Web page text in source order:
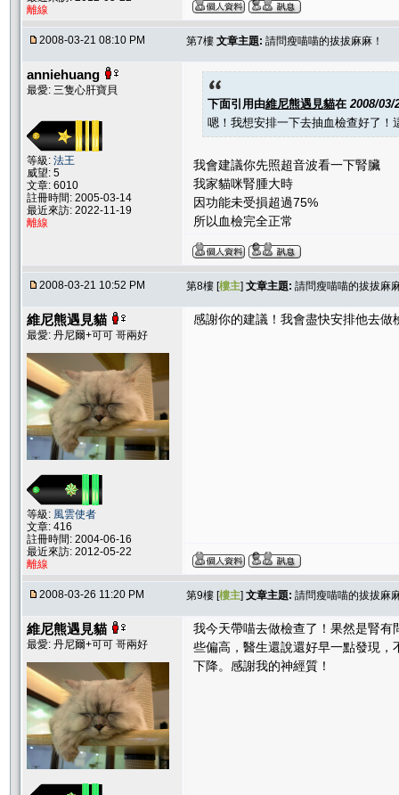
離線
2008-03-21 08:10 PM 第7樓 文章主題: 請問瘦喵喵的拔拔麻麻！
anniehuang
最愛: 三隻心肝寶貝
等級: 法王
威望: 5
文章: 6010
註冊時間: 2005-03-14
最近來訪: 2022-11-19
離線
下面引用由維尼熊遇見貓在 2008/03/
嗯！我想安排一下去抽血檢查好了！
我會建議你先照超音波看一下腎臟
我家貓咪腎腫大時
因功能未受損超過75%
所以血檢完全正常
2008-03-21 10:52 PM 第8樓 [樓主] 文章主題: 請問瘦喵喵的拔拔麻
維尼熊遇見貓
最愛: 丹尼爾+可可 哥兩好
等級: 風雲使者
文章: 416
註冊時間: 2004-06-16
最近來訪: 2012-05-22
離線
感謝你的建議！我會盡快安排他去做
2008-03-26 11:20 PM 第9樓 [樓主] 文章主題: 請問瘦喵喵的拔拔麻
維尼熊遇見貓
最愛: 丹尼爾+可可 哥兩好
我今天帶喵去做檢查了！果然是腎
些偏高，醫生還說還好早一點發現
下降。感謝我的神經質！